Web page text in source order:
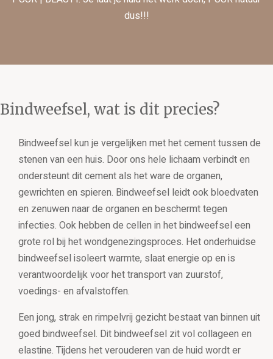
dus!!!
Bindweefsel, wat is dit precies?
Bindweefsel kun je vergelijken met het cement tussen de
stenen van een huis. Door ons hele lichaam verbindt en
ondersteunt dit cement als het ware de organen,
gewrichten en spieren. Bindweefsel leidt ook bloedvaten
en zenuwen naar de organen en beschermt tegen
infecties. Ook hebben de cellen in het bindweefsel een
grote rol bij het wondgenezingsproces. Het onderhuidse
bindweefsel isoleert warmte, slaat energie op en is
verantwoordelijk voor het transport van zuurstof,
voedings- en afvalstoffen.
Een jong, strak en rimpelvrij gezicht bestaat van binnen uit
goed bindweefsel. Dit bindweefsel zit vol collageen en
elastine. Tijdens het verouderen van de huid wordt er